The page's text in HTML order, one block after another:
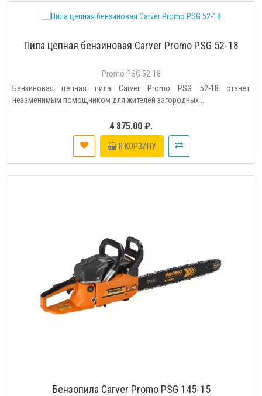
Пила цепная бензиновая Сarver Promo PSG 52-18
Promo PSG 52-18
Бензиновая цепная пила Carver Promo PSG 52-18 станет
незаменимым помощником для жителей загородных ..
4 875.00 ₽.
В КОРЗИНУ
Бензопила Carver Promo PSG 145-15